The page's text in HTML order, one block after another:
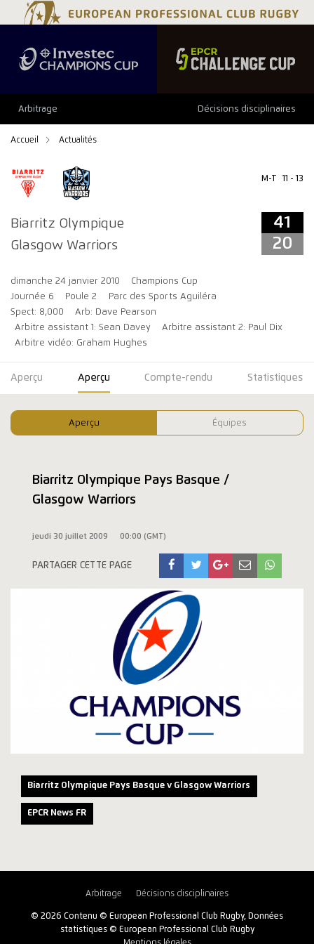
Arbitrage Décisions disciplinaires
Accueil Actualités
Biarritz Olympique
Glasgow Warriors
M-T 11 - 13
41
20
dimanche 24 janvier 2010
Champions Cup
Journée 6
Poule 2
Parc des Sports Aguiléra
Spect: 8,000
Arb: Dave Pearson
Arbitre assistant 1: Sean Davey
Arbitre assistant 2: Paul Dix
Arbitre vidéo: Graham Hughes
41 20
Aperçu Aperçu Compte-rendu Statistiques
Aperçu Équipes
Biarritz Olympique Pays Basque /
Glasgow Warriors
jeudi 30 juillet 2009 00:00 (GMT)
PARTAGER CETTE PAGE
Biarritz Olympique Pays Basque v Glasgow Warriors
EPCR News FR
Arbitrage Décisions disciplinaires
© 2026 Contenu © European Professional Club Rugby, Données
statistiques © European Professional Club Rugby